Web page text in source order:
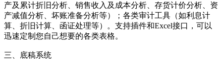
产及累计折旧分析、销售收入及成本分析、存货计价分析、资
产减值分析、坏账准备分析等）；各类审计工具（如利息计
算、折旧计算、函证处理等）。支持插件和Excel接口，可以
迅速定制您自己想要的各类表格。
三、底稿系统